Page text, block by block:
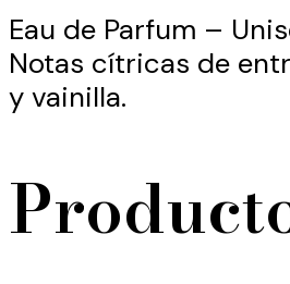
Eau de Parfum –
Notas cítricas de
y vainilla.